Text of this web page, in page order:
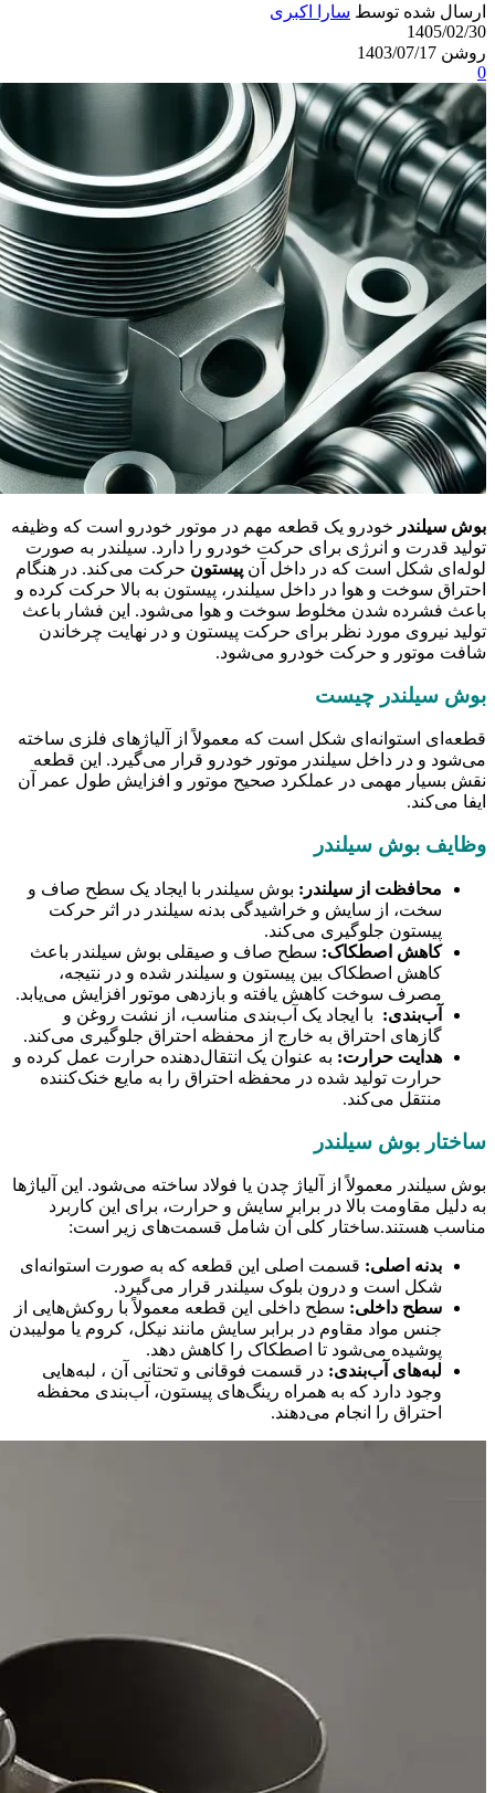
ارسال شده توسط سارا اکبری
1405/02/30
روشن 1403/07/17
0
بوش سیلندر خودرو یک قطعه مهم در موتور خودرو است که وظیفه
تولید قدرت و انرژی برای حرکت خودرو را دارد. سیلندر به صورت
لوله‌ای شکل است که در داخل آن پیستون حرکت می‌کند. در هنگام
احتراق سوخت و هوا در داخل سیلندر، پیستون به بالا حرکت کرده و
باعث فشرده شدن مخلوط سوخت و هوا می‌شود. این فشار باعث
تولید نیروی مورد نظر برای حرکت پیستون و در نهایت چرخاندن
شافت موتور و حرکت خودرو می‌شود.
بوش سیلندر چیست
قطعه‌ای استوانه‌ای شکل است که معمولاً از آلیاژهای فلزی ساخته
می‌شود و در داخل سیلندر موتور خودرو قرار می‌گیرد. این قطعه
نقش بسیار مهمی در عملکرد صحیح موتور و افزایش طول عمر آن
ایفا می‌کند.
وظایف بوش سیلندر
محافظت از سیلندر: بوش سیلندر با ایجاد یک سطح صاف و
سخت، از سایش و خراشیدگی بدنه سیلندر در اثر حرکت
پیستون جلوگیری می‌کند.
کاهش اصطکاک: سطح صاف و صیقلی بوش سیلندر باعث
کاهش اصطکاک بین پیستون و سیلندر شده و در نتیجه،
مصرف سوخت کاهش یافته و بازدهی موتور افزایش می‌یابد.
آب‌بندی: با ایجاد یک آب‌بندی مناسب، از نشت روغن و
گازهای احتراق به خارج از محفظه احتراق جلوگیری می‌کند.
هدایت حرارت: به عنوان یک انتقال‌دهنده حرارت عمل کرده و
حرارت تولید شده در محفظه احتراق را به مایع خنک‌کننده
منتقل می‌کند.
ساختار بوش سیلندر
بوش سیلندر معمولاً از آلیاژ چدن یا فولاد ساخته می‌شود. این آلیاژها
به دلیل مقاومت بالا در برابر سایش و حرارت، برای این کاربرد
مناسب هستند.ساختار کلی آن شامل قسمت‌های زیر است:
بدنه اصلی: قسمت اصلی این قطعه که به صورت استوانه‌ای
شکل است و درون بلوک سیلندر قرار می‌گیرد.
سطح داخلی: سطح داخلی این قطعه معمولاً با روکش‌هایی از
جنس مواد مقاوم در برابر سایش مانند نیکل، کروم یا مولیبدن
پوشیده می‌شود تا اصطکاک را کاهش دهد.
لبه‌های آب‌بندی: در قسمت فوقانی و تحتانی آن ، لبه‌هایی
وجود دارد که به همراه رینگ‌های پیستون، آب‌بندی محفظه
احتراق را انجام می‌دهند.